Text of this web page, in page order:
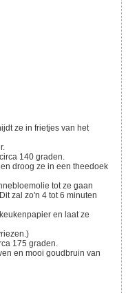
ze in frietjes van het
140 graden.
droog ze in een theedoek
tot ze gaan
zal zo'n 4 tot 6 minuten
en laat ze
175 graden.
en mooi goudbruin van